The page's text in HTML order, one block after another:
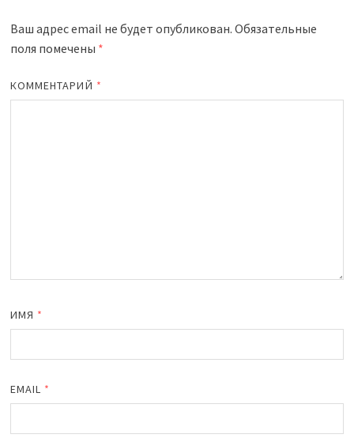
Ваш адрес email не будет опубликован. Обязательные
поля помечены *
КОММЕНТАРИЙ *
ИМЯ *
EMAIL *